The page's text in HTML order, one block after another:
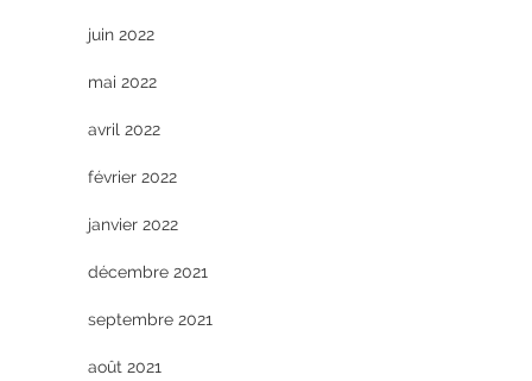
juin 2022
mai 2022
avril 2022
février 2022
janvier 2022
décembre 2021
septembre 2021
août 2021